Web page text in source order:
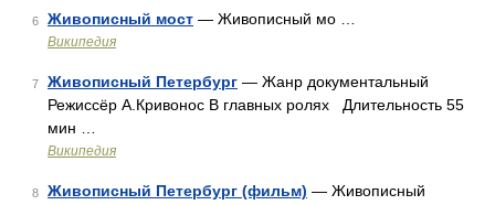
6 Живописный мост — Живописный мо …
Википедия
7 Живописный Петербург — Жанр документальный
Режиссёр А.Кривонос В главных ролях Длительность 55
мин …
Википедия
8 Живописный Петербург (фильм) — Живописный